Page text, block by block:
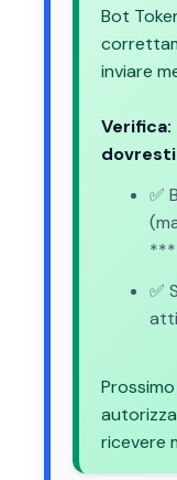
Bot
inviare
Verifica:
✅
✅
ricevere